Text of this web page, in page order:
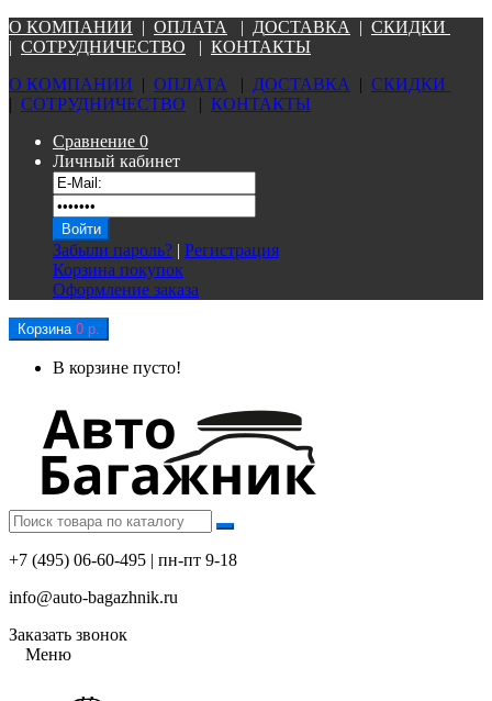
О КОМПАНИИ | ОПЛАТА | ДОСТАВКА | СКИДКИ
| СОТРУДНИЧЕСТВО | КОНТАКТЫ
О КОМПАНИИ | ОПЛАТА | ДОСТАВКА | СКИДКИ
| СОТРУДНИЧЕСТВО | КОНТАКТЫ
Сравнение 0
Личный кабинет
Забыли пароль? | Регистрация
Корзина покупок
Оформление заказа
Корзина 0 р.
В корзине пусто!
+7 (495) 06-60-495 | пн-пт 9-18
info@auto-bagazhnik.ru
Заказать звонок
Меню